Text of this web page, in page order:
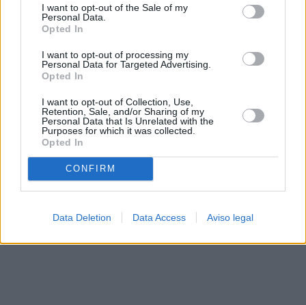
cualquier momento entrando de nuevo en este sitio web o
visitando nuestra política de privacidad.
I want to opt-out of the Sale of my
Personal Data.
Opted In
I want to opt-out of processing my
Personal Data for Targeted Advertising.
Opted In
I want to opt-out of Collection, Use,
Retention, Sale, and/or Sharing of my
Personal Data that Is Unrelated with the
Purposes for which it was collected.
Opted In
CONFIRM
Data Deletion Data Access Aviso legal